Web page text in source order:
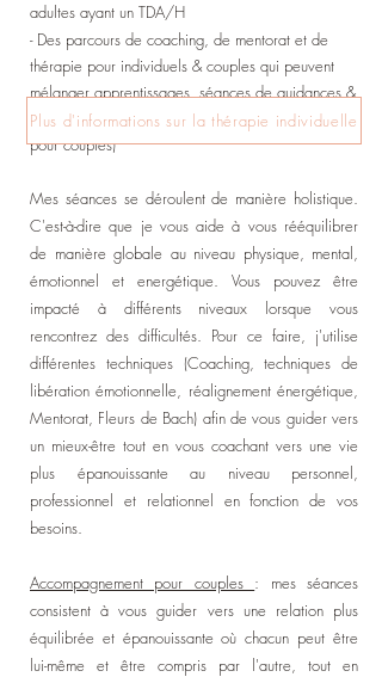
adultes ayant un TDA/H
- Des parcours de coaching, de mentorat et de
thérapie pour individuels & couples qui peuvent
mélanger apprentissages, séances de guidances &
réalignement et fleurs de bach (en individuel ou
pour couples)
Mes séances se déroulent de manière holistique.
C'est-à-dire que je vous aide à vous rééquilibrer
de manière globale au niveau physique, mental,
émotionnel et energétique. Vous pouvez être
impacté à différents niveaux lorsque vous
rencontrez des difficultés. Pour ce faire, j'utilise
différentes techniques (Coaching, techniques de
libération émotionnelle, réalignement énergétique,
Mentorat, Fleurs de Bach) afin de vous guider vers
un mieux-être tout en vous coachant vers une vie
plus épanouissante au niveau personnel,
professionnel et relationnel en fonction de vos
besoins.
Accompagnement pour couples : mes séances
consistent à vous guider vers une relation plus
équilibrée et épanouissante où chacun peut être
lui-même et être compris par l'autre, tout en
Plus d'informations sur la thérapie individuelle